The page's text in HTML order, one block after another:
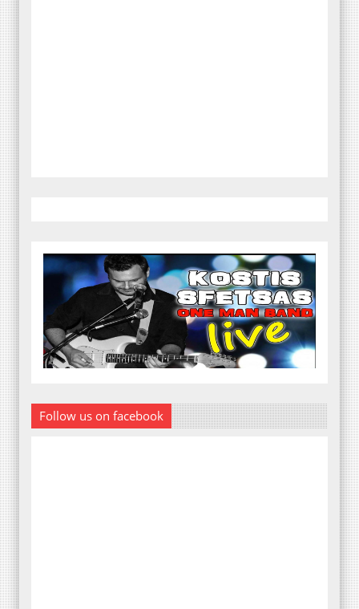
Follow us on facebook